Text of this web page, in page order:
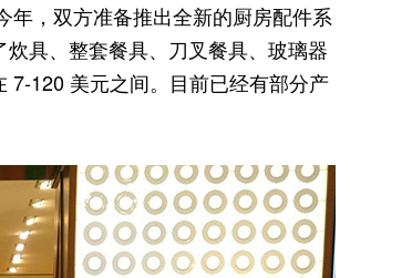
，双方准备推出全新的厨房配件系
具、整套餐具、刀叉餐具、玻璃器
7-120 美元之间。目前已经有部分产